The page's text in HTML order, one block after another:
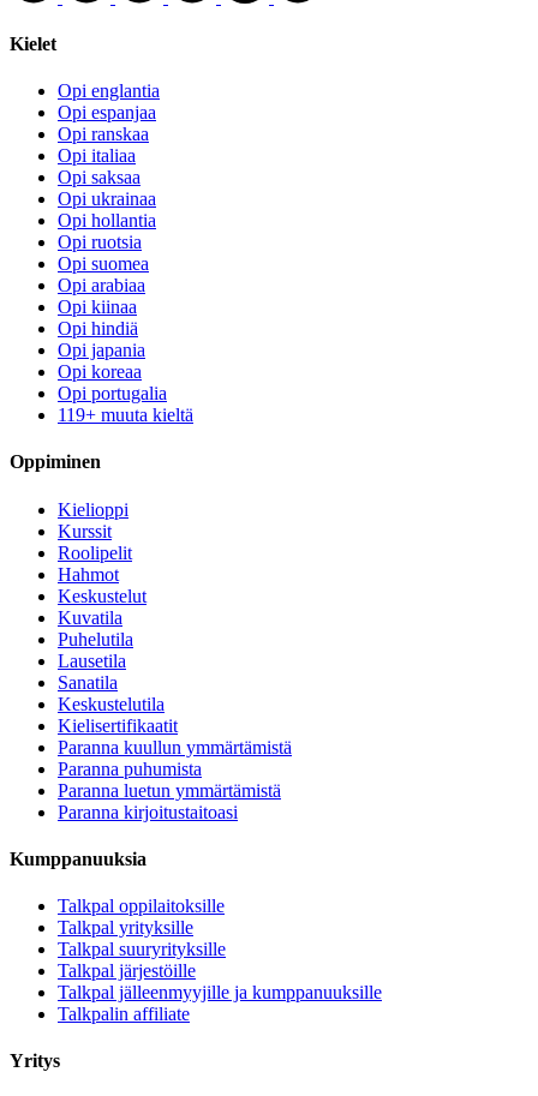
Kielet
Opi englantia
Opi espanjaa
Opi ranskaa
Opi italiaa
Opi saksaa
Opi ukrainaa
Opi hollantia
Opi ruotsia
Opi suomea
Opi arabiaa
Opi kiinaa
Opi hindiä
Opi japania
Opi koreaa
Opi portugalia
119+ muuta kieltä
Oppiminen
Kielioppi
Kurssit
Roolipelit
Hahmot
Keskustelut
Kuvatila
Puhelutila
Lausetila
Sanatila
Keskustelutila
Kielisertifikaatit
Paranna kuullun ymmärtämistä
Paranna puhumista
Paranna luetun ymmärtämistä
Paranna kirjoitustaitoasi
Kumppanuuksia
Talkpal oppilaitoksille
Talkpal yrityksille
Talkpal suuryrityksille
Talkpal järjestöille
Talkpal jälleenmyyjille ja kumppanuuksille
Talkpalin affiliate
Yritys